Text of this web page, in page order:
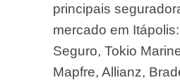
principais
mercado em
Seguro, Tokio
Mapfre, Allianz,